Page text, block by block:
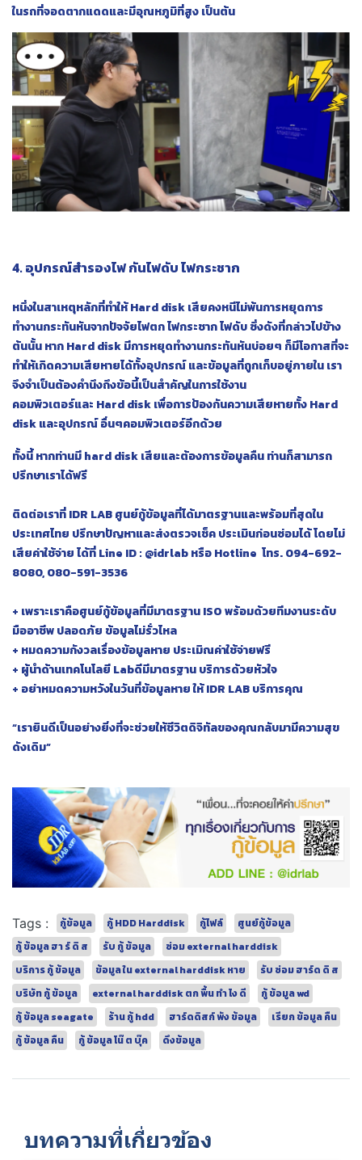
ในรถที่จอดตากแดดและมีอุณหภูมิที่สูง เป็นต้น
4. อุปกรณ์สำรองไฟ กันไฟดับ ไฟกระชาก
หนึ่งในสาเหตุหลักที่ทำให้ Hard disk เสียคงหนีไม่พ้นการหยุดการ
ทำงานกระทันหันจากปัจจัยไฟตก ไฟกระชาก ไฟดับ ซึ่งดังที่กล่าวไปข้าง
ต้นนั้น หาก Hard disk มีการหยุดทำงานกระทันหันบ่อยๆ ก็มีโอกาสที่จะ
ทำให้เกิดความเสียหายได้ทั้งอุปกรณ์ และข้อมูลที่ถูกเก็บอยู่ภายใน เรา
จึงจำเป็นต้องคำนึงถึงข้อนี้เป็นสำคัญในการใช้งาน
คอมพิวเตอร์และ Hard disk เพื่อการป้องกันความเสียหายทั้ง Hard
disk และอุปกรณ์ อื่นๆคอมพิวเตอร์อีกด้วย
ทั้งนี้ หากท่านมี hard disk เสียและต้องการข้อมูลคืน ท่านก็สามารถ
ปรึกษาเราได้ฟรี
ติดต่อเราที่ IDR LAB ศูนย์กู้ข้อมูลที่ได้มาตรฐานและพร้อมที่สุดใน
ประเทศไทย ปรึกษาปัญหาและส่งตรวจเช็ค ประเมินก่อนซ่อมได้ โดยไม่
เสียค่าใช้จ่าย ได้ที่ Line ID : @idrlab หรือ Hotline โทร. 094-692-
8080, 080-591-3536
+ เพราะเราคือศูนย์กู้ข้อมูลที่มีมาตรฐาน ISO พร้อมด้วยทีมงานระดับ
มืออาชีพ ปลอดภัย ข้อมูลไม่รั่วไหล
+ หมดความกังวลเรื่องข้อมูลหาย ประเมิณค่าใช้จ่ายฟรี
+ ผู้นำด้านเทคโนโลยี Labดีมีมาตรฐาน บริการด้วยหัวใจ
+ อย่าหมดความหวังในวันที่ข้อมูลหาย ให้ IDR LAB บริการคุณ
“เรายินดีเป็นอย่างยิ่งที่จะช่วยให้ชีวิตดิจิทัลของคุณกลับมามีความสุข
ดังเดิม”
Tags : กู้ข้อมูล กู้ HDD Harddisk กู้ไฟล์
ศูนย์กู้ข้อมูล
กู้ ข้อมูล ฮา ร์ ดิ ส
รับ กู้ ข้อมูล
ซ่อม external harddisk
บริการ กู้ ข้อมูล
ข้อมูล ใน external harddisk หาย
รับ ซ่อม ฮาร์ด ดิ ส
บริษัท กู้ ข้อมูล
external harddisk ตก พื้น ทํา ไง ดี
กู้ ข้อมูล wd
กู้ ข้อมูล seagate
ร้าน กู้ hdd ฮาร์ดดิสก์ พัง ข้อมูล
เรียก ข้อมูล คืน
กู้ ข้อมูล คืน
กู้ ข้อมูล โน๊ ต บุ๊ค ดึงข้อมูล
บทความที่เกี่ยวข้อง